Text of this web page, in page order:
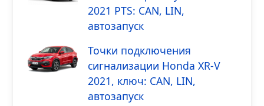
2021 PTS: CAN, LIN,
автозапуск
Точки подключения
сигнализации Honda XR-V
2021, ключ: CAN, LIN,
автозапуск